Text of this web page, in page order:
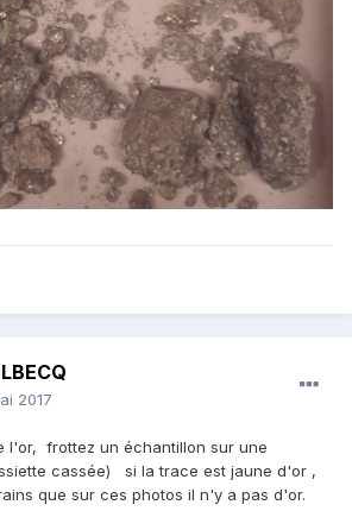
2017
l'or, frottez un échantillon sur une
cassée) si la trace est jaune d'or ,
que sur ces photos il n'y a pas d'or.